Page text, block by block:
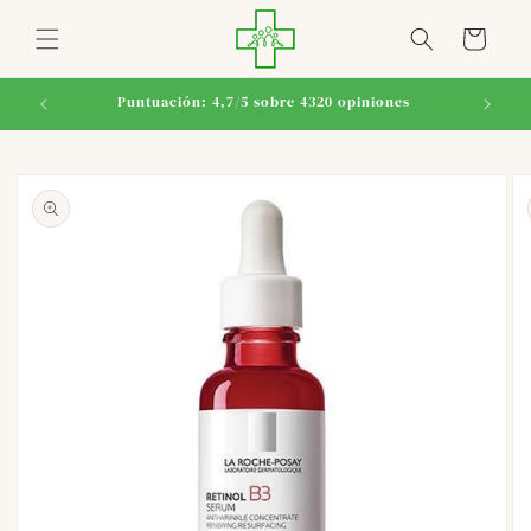
directamente
al contenido
Carrito
Puntuación: 4,7/5 sobre 4320 opiniones
a la
información